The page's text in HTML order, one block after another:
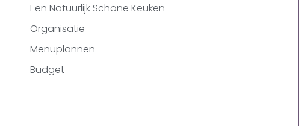
Een Natuurlijk Schone Keuken
Organisatie
Menuplannen
Budget